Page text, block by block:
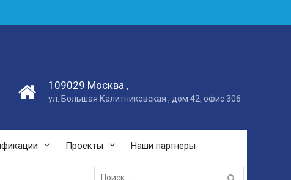
109029 Москва ,
ул. Большая Калитниковская , дом 42, офис 306
Проекты Наши партнеры
Поиск: